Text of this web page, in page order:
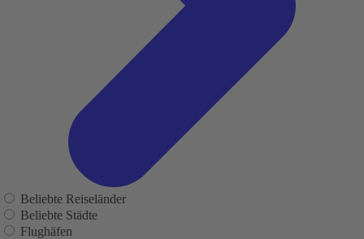
Beliebte Reiseländer
Beliebte Städte
Flughäfen